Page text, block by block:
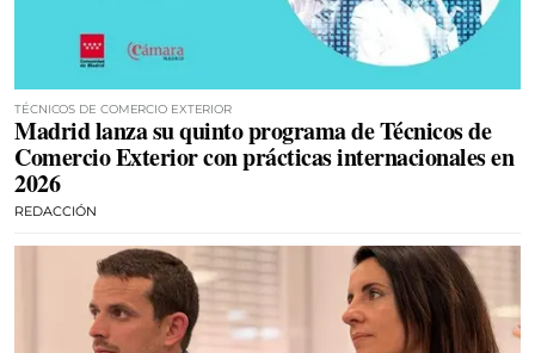
TÉCNICOS DE COMERCIO EXTERIOR
Madrid lanza su quinto programa de Técnicos de
Comercio Exterior con prácticas internacionales en
2026
REDACCIÓN